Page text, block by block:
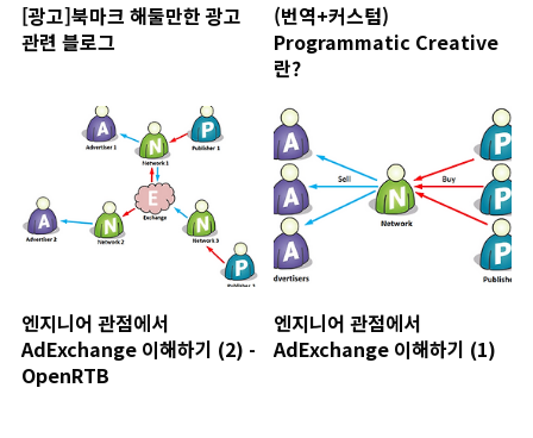
[광고]북마크 해둘만한 광고
관련 블로그
(번역+커스텀)
Programmatic Creative
란?
엔지니어 관점에서
AdExchange 이해하기 (2) -
OpenRTB
엔지니어 관점에서
AdExchange 이해하기 (1)